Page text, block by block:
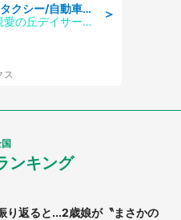
＞
「残業ほぼなし」介護タクシー/自動車免許必須/正職員/日勤のみ/デイサービス
社会福祉法人親愛会/親愛の丘デイサービス
ス
ンキング
り返ると...2歳娘が〝まさかの